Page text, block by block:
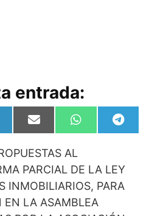
entrada:
Compartir
en
E
m
i
l
Compartir
en
W
h
s
A
p
p
en
T
e
g
r
a
m
AL
PARCIAL DE LA LEY
INMOBILIARIOS, PARA
EN LA ASAMBLEA